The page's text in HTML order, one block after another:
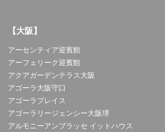
【大阪】
アーセンティア迎賓館
アーフェリーク迎賓館
アクアガーデンテラス大阪
アゴーラ大阪守口
アゴーラプレイス
アゴーラリージェンシー大阪堺
アルモニーアンブラッセ イットハウス